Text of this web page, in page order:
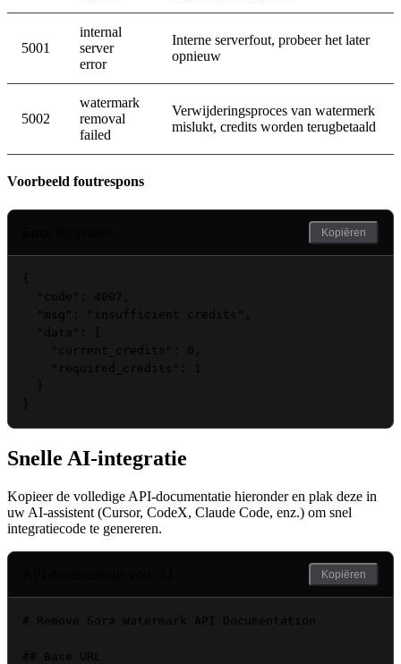
5001
internal
server
error
Interne serverfout, probeer het later
opnieuw
5002
watermark
removal
failed
Verwijderingsproces van watermerk
mislukt, credits worden terugbetaald
Voorbeeld foutrespons
Kopiëren
{
"code" : 4007
"msg" : "insufficient credits"
"data" : {
"current_credits" : 0
"required_credits" :
1
}
Snelle AI-integratie
Kopieer de volledige API-documentatie hieronder en plak deze in
uw AI-assistent (Cursor, CodeX, Claude Code, enz.) om snel
integratiecode te genereren.
Kopiëren
# Remove Sora Watermark API Documentation
## Base URL